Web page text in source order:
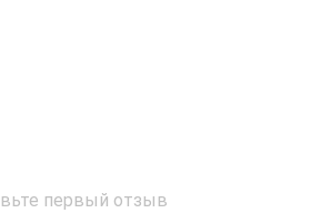
первый отзыв